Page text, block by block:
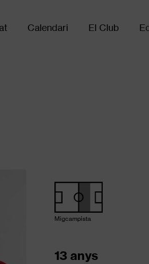
Calendari El Club
Migcampista
13 anys